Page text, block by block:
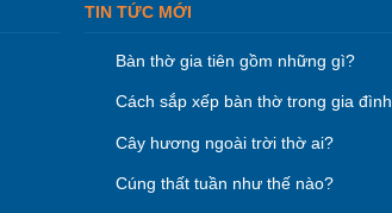
TIN TỨC MỚI
Bàn thờ gia tiên gồm những gì?
Cách sắp xếp bàn thờ trong gia đình
Cây hương ngoài trời thờ ai?
Cúng thất tuần như thế nào?